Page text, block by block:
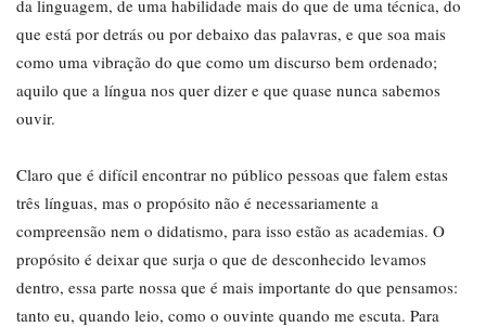
da linguagem, de uma habilidade mais do que de uma técnica, do
que está por detrás ou por debaixo das palavras, e que soa mais
como uma vibração do que como um discurso bem ordenado;
aquilo que a língua nos quer dizer e que quase nunca sabemos
ouvir.
Claro que é difícil encontrar no público pessoas que falem estas
três línguas, mas o propósito não é necessariamente a
compreensão nem o didatismo, para isso estão as academias. O
propósito é deixar que surja o que de desconhecido levamos
dentro, essa parte nossa que é mais importante do que pensamos:
tanto eu, quando leio, como o ouvinte quando me escuta. Para